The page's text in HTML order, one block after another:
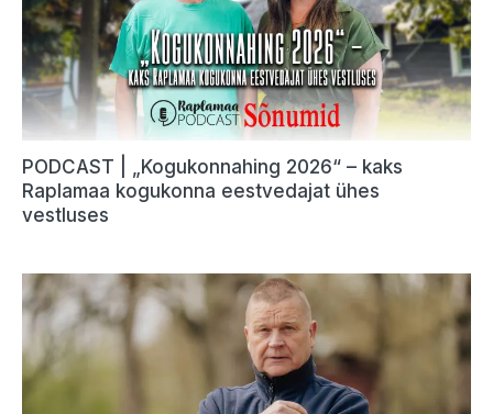
PODCAST | „Kogukonnahing 2026“ – kaks
Raplamaa kogukonna eestvedajat ühes
vestluses